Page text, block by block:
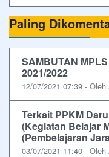
Paling
SAMBUTAN
2021/2022
12/07/2021 07:39 -
Terkait PPKM
(Kegiatan Belajar
(Pembelajaran
03/07/2021 11:40 -